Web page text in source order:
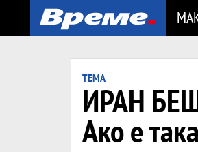
ТЕМА
ИРАН
Ако е